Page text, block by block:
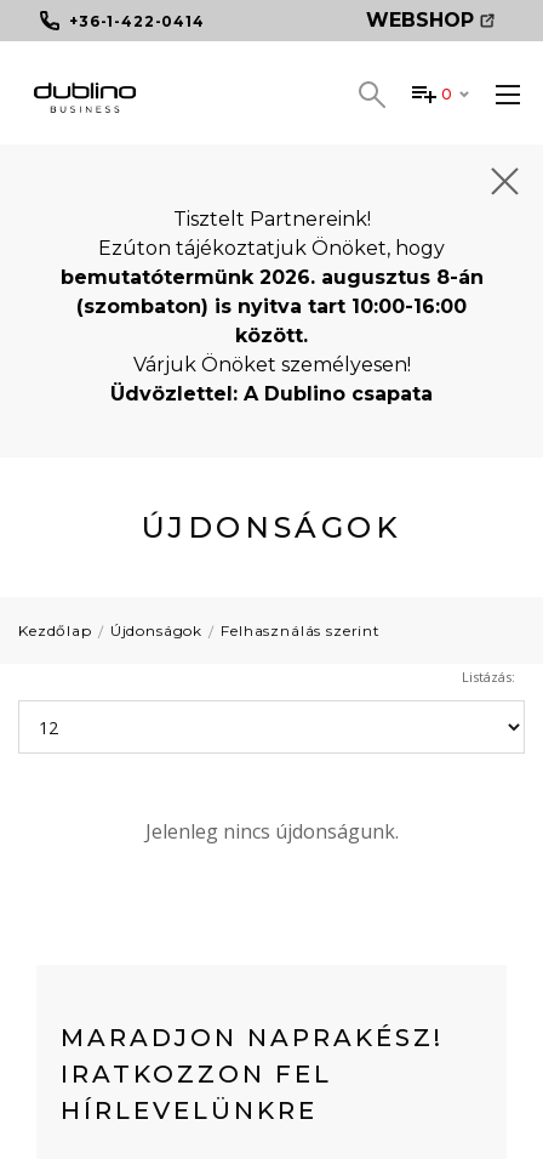
+36-1-422-0414 WEBSHOP
0
Tisztelt Partnereink!
Ezúton tájékoztatjuk Önöket, hogy
bemutatótermünk 2026. augusztus 8-án
(szombaton) is nyitva tart 10:00-16:00
között.
Várjuk Önöket személyesen!
Üdvözlettel: A Dublino csapata
ÚJDONSÁGOK
Kezdőlap Újdonságok Felhasználás szerint
Listázás:
Jelenleg nincs újdonságunk.
MARADJON NAPRAKÉSZ!
IRATKOZZON FEL
HÍRLEVELÜNKRE